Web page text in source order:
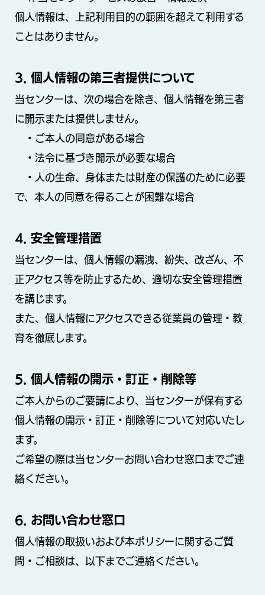
個人情報は、上記利用目的の範囲を超えて利用する
ことはありません。
3. 個人情報の第三者提供について
当センターは、次の場合を除き、個人情報を第三者
に開示または提供しません。
・ご本人の同意がある場合
・法令に基づき開示が必要な場合
・人の生命、身体または財産の保護のために必要
で、本人の同意を得ることが困難な場合
4. 安全管理措置
当センターは、個人情報の漏洩、紛失、改ざん、不
正アクセス等を防止するため、適切な安全管理措置
を講じます。
また、個人情報にアクセスできる従業員の管理・教
育を徹底します。
5. 個人情報の開示・訂正・削除等
ご本人からのご要請により、当センターが保有する
個人情報の開示・訂正・削除等について対応いたし
ます。
ご希望の際は当センターお問い合わせ窓口までご連
絡ください。
6. お問い合わせ窓口
個人情報の取扱いおよび本ポリシーに関するご質
問・ご相談は、以下までご連絡ください。